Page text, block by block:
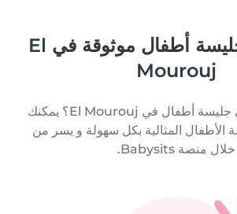
ابحث عن جليسة أطفال موثوقة في El
Mourouj
هل أنت بحاجة إلى جليسة أطفال في El Mourouj؟ يمكنك
الأطفال المثالية بكل سهولة و يسر من
خلال منصة Babysits.